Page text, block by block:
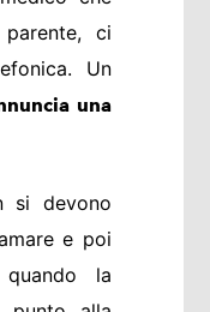
ci
Un
una
si devono
e poi
quando la